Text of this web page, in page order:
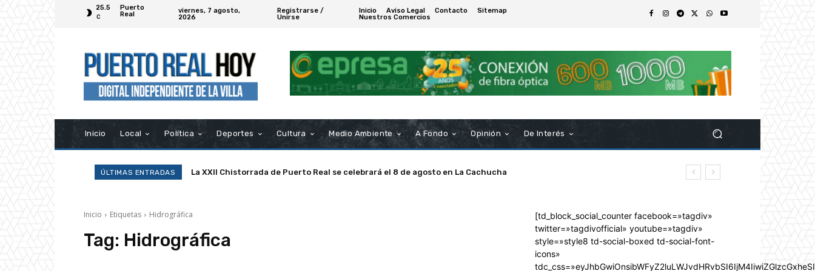
25.5
C
Puerto
Real
viernes, 7 agosto,
2026
Registrarse /
Unirse
Inicio Aviso Legal Contacto
Sitemap
Nuestros Comercios
Inicio Local Política Deportes Cultura Medio Ambiente A Fondo Opinión De Interés
ÚLTIMAS ENTRADAS La XXII Chistorrada de Puerto Real se celebrará el 8 de agosto en La Cachucha
Inicio Etiquetas Hidrográfica
Tag: Hidrográfica
[td_block_social_counter facebook=»tagdiv»
twitter=»tagdivofficial» youtube=»tagdiv»
style=»style8 td-social-boxed td-social-font-
icons»